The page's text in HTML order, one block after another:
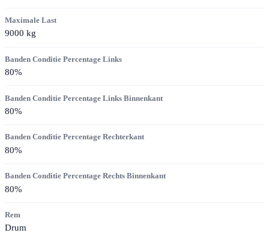
Maximale Last
9000 kg
Banden Conditie Percentage Links
80%
Banden Conditie Percentage Links Binnenkant
80%
Banden Conditie Percentage Rechterkant
80%
Banden Conditie Percentage Rechts Binnenkant
80%
Rem
Drum